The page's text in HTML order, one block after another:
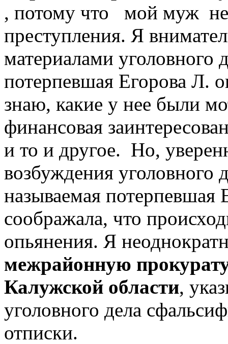
, потому что мой муж
преступления. Я
материалами уголовного
потерпевшая Егорова Л.
знаю, какие у нее были
финансовая
и то и другое. Но,
возбуждения уголовного
называемая потерпевшая
соображала, что
опьянения. Я
межрайонную
Калужской области,
уголовного дела
отписки.